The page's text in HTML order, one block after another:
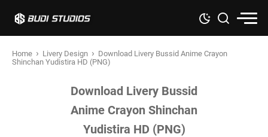
Home › Livery Design › Download Livery Bussid Anime Crayon
Shinchan Yudistira HD (PNG)
Download Livery Bussid
Anime Crayon Shinchan
Yudistira HD (PNG)